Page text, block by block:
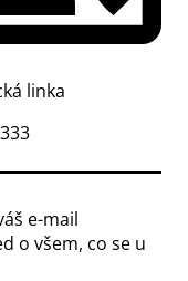
linka
e-mail
o všem, co se u